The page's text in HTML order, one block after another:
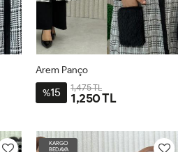
BDN-
Arem Panço
%15 1,475 TL
1,250 TL
KARGO
BEDAVA